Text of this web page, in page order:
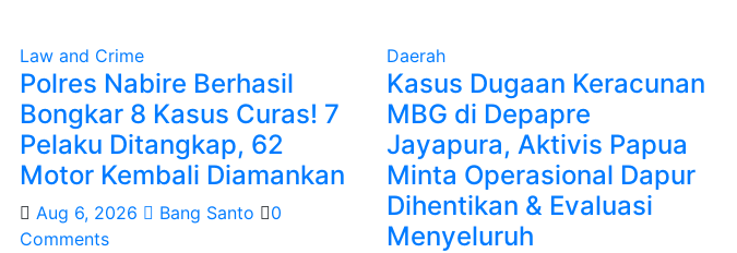
Law and Crime
Polres Nabire Berhasil
Bongkar 8 Kasus Curas! 7
Pelaku Ditangkap, 62
Motor Kembali Diamankan
Aug 6, 2026 Bang Santo
0
Comments
Daerah
Kasus Dugaan Keracunan
MBG di Depapre
Jayapura, Aktivis Papua
Minta Operasional Dapur
Dihentikan & Evaluasi
Menyeluruh